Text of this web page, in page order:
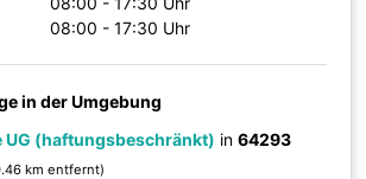
08:00 - 17:30 Uhr
in der Umgebung
UG (haftungsbeschränkt) in64293
km entfernt)